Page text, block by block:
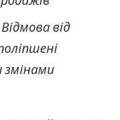
Відмова від
змінами